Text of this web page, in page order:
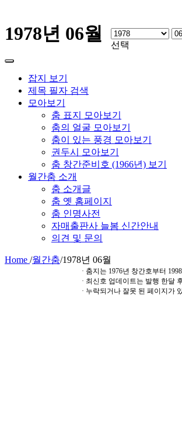
1978년 06월
선택
잡지 보기
제목 필자 검색
모아보기
춤 표지 모아보기
춤의 얼굴 모아보기
춤이 있는 풍경 모아보기
권두시 모아보기
춤 창간준비호 (1966년) 보기
월간춤 소개
춤 소개글
춤 옛 홈페이지
춤 인명사전
자매출판사 늘봄 신간안내
의견 및 문의
Home /월간춤/1978년 06월
· 춤지는 1976년 창간호부터
· 최신호 업데이트는 발행 한달
· 누락되거나 잘못 된 페이지가